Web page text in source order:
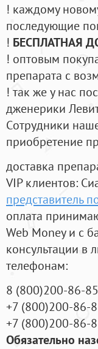
! каждому
последующие
! БЕСПЛАТНАЯ
! оптовым
препарата с
! так же у нас
дженерики
Cотрудники
приобретение
доставка
VIP клиентов:
представитель
оплата
Web Money и с
консультации в
телефонам:
8 (800)200-86-85
+7 (800)200-86-
+7 (800)200-86-
Обязательно